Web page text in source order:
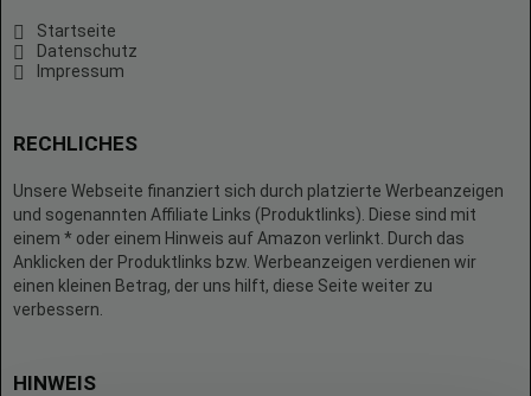
Startseite
Datenschutz
Impressum
RECHLICHES
Unsere Webseite finanziert sich durch platzierte Werbeanzeigen
und sogenannten Affiliate Links (Produktlinks). Diese sind mit
einem * oder einem Hinweis auf Amazon verlinkt. Durch das
Anklicken der Produktlinks bzw. Werbeanzeigen verdienen wir
einen kleinen Betrag, der uns hilft, diese Seite weiter zu
verbessern.
HINWEIS